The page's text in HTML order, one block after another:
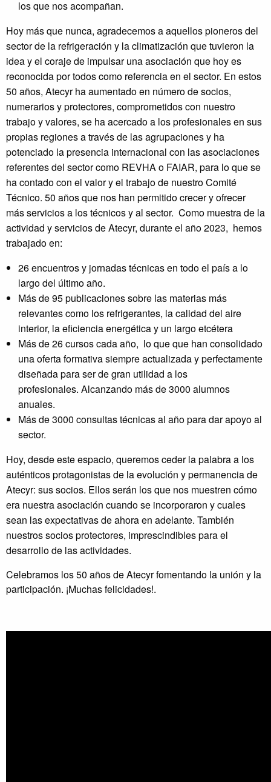
los que nos acompañan.
Hoy más que nunca, agradecemos a aquellos pioneros del
sector de la refrigeración y la climatización que tuvieron la
idea y el coraje de impulsar una asociación que hoy es
reconocida por todos como referencia en el sector. En estos
50 años, Atecyr ha aumentado en número de socios,
numerarios y protectores, comprometidos con nuestro
trabajo y valores, se ha acercado a los profesionales en sus
propias regiones a través de las agrupaciones y ha
potenciado la presencia internacional con las asociaciones
referentes del sector como REVHA o FAIAR, para lo que se
ha contado con el valor y el trabajo de nuestro Comité
Técnico. 50 años que nos han permitido crecer y ofrecer
más servicios a los técnicos y al sector. Como muestra de la
actividad y servicios de Atecyr, durante el año 2023, hemos
trabajado en:
26 encuentros y jornadas técnicas en todo el país a lo
largo del último año.
Más de 95 publicaciones sobre las materias más
relevantes como los refrigerantes, la calidad del aire
interior, la eficiencia energética y un largo etcétera
Más de 26 cursos cada año, lo que que han consolidado
una oferta formativa siempre actualizada y perfectamente
diseñada para ser de gran utilidad a los
profesionales. Alcanzando más de 3000 alumnos
anuales.
Más de 3000 consultas técnicas al año para dar apoyo al
sector.
Hoy, desde este espacio, queremos ceder la palabra a los
auténticos protagonistas de la evolución y permanencia de
Atecyr: sus socios. Ellos serán los que nos muestren cómo
era nuestra asociación cuando se incorporaron y cuales
sean las expectativas de ahora en adelante. También
nuestros socios protectores, imprescindibles para el
desarrollo de las actividades.
Celebramos los 50 años de Atecyr fomentando la unión y la
participación. ¡Muchas felicidades!.